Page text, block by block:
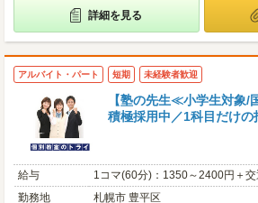
詳細を見る
アルバイト・パート 短期 未経験者歓迎
【塾の先生≪小学生対象
積極採用中／1科目だけ
給与
1コマ(60分)：1350～2400円＋
勤務地
札幌市 豊平区